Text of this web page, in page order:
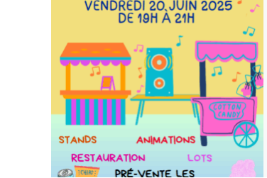
coeur
votre
village